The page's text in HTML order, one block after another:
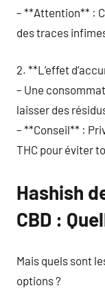
– **Attention** :
des traces
2. **L’effet
– Une
laisser des
– **Conseil** :
THC pour éviter
Hashish
CBD :
Mais quels sont
options ?